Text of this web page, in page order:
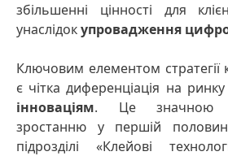
збільшенні цінності для
унаслідокупровадження
Ключовим елементом стратегії
є чітка диференціація на
інноваціям. Це значною
зростанню у першій
підрозділі «Клейові